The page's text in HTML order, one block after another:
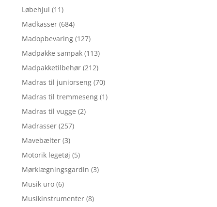
Løbehjul (11)
Madkasser (684)
Madopbevaring (127)
Madpakke sampak (113)
Madpakketilbehør (212)
Madras til juniorseng (70)
Madras til tremmeseng (1)
Madras til vugge (2)
Madrasser (257)
Mavebælter (3)
Motorik legetøj (5)
Mørklægningsgardin (3)
Musik uro (6)
Musikinstrumenter (8)